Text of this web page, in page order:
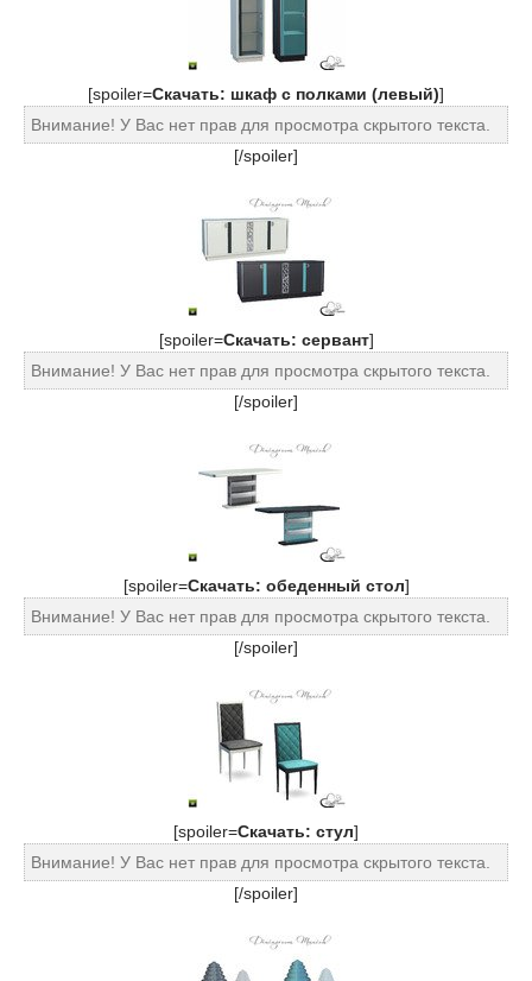
[spoiler=Cкачать: шкаф с полками (левый)]
Внимание! У Вас нет прав для просмотра скрытого текста.
[/spoiler]
[spoiler=Cкачать: сервант]
Внимание! У Вас нет прав для просмотра скрытого текста.
[/spoiler]
[spoiler=Cкачать: обеденный стол]
Внимание! У Вас нет прав для просмотра скрытого текста.
[/spoiler]
[spoiler=Cкачать: стул]
Внимание! У Вас нет прав для просмотра скрытого текста.
[/spoiler]